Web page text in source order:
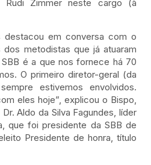
Rudi Zimmer neste cargo (à
destacou em conversa com o
dos metodistas que já atuaram
é a que nos fornece há 70
O primeiro diretor-geral (da
estivemos envolvidos.
eles hoje”, explicou o Bispo,
Aldo da Silva Fagundes, líder
que foi presidente da SBB de
Presidente de honra, título